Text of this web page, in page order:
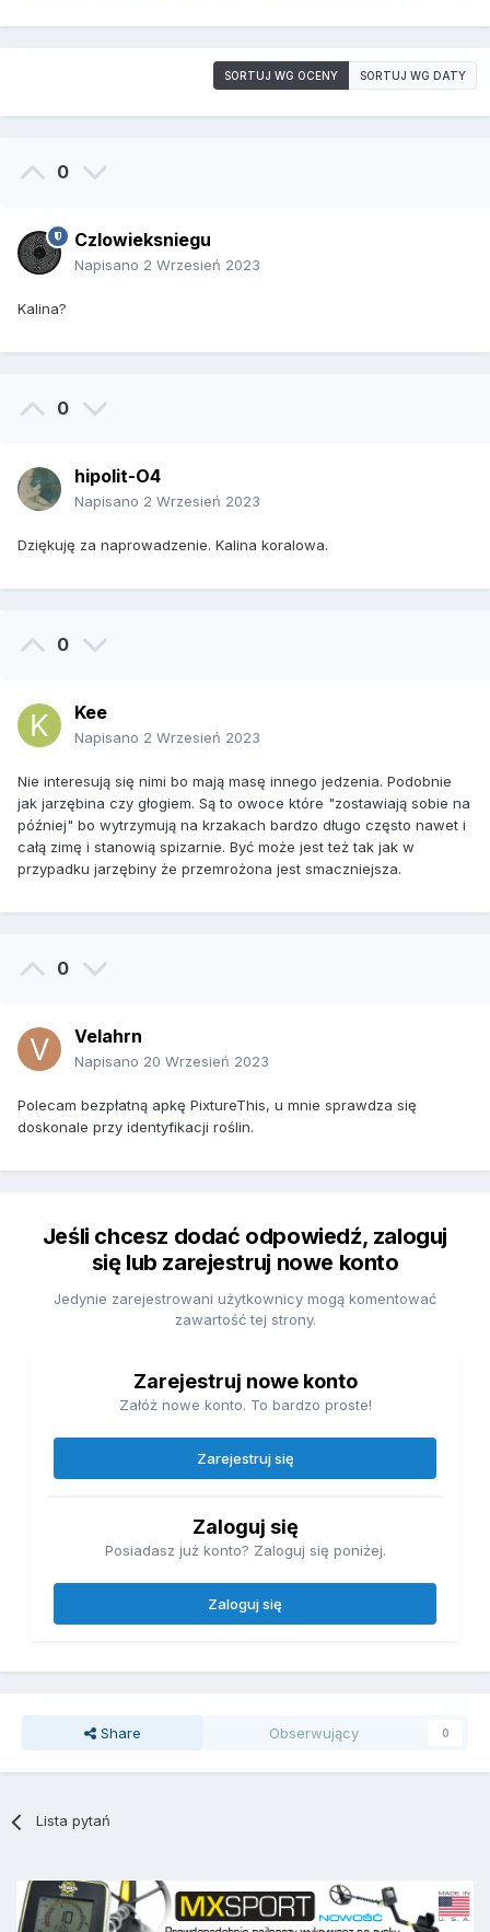
SORTUJ WG OCENY SORTUJ WG DATY
0
Czlowieksniegu
Napisano 2 Wrzesień 2023
Kalina?
0
hipolit-O4
Napisano 2 Wrzesień 2023
Dziękuję za naprowadzenie. Kalina koralowa.
0
Kee
Napisano 2 Wrzesień 2023
Nie interesują się nimi bo mają masę innego jedzenia. Podobnie
jak jarzębina czy głogiem. Są to owoce które "zostawiają sobie na
później" bo wytrzymują na krzakach bardzo długo często nawet i
całą zimę i stanowią spizarnie. Być może jest też tak jak w
przypadku jarzębiny że przemrożona jest smaczniejsza.
0
Velahrn
Napisano 20 Wrzesień 2023
Polecam bezpłatną apkę PixtureThis, u mnie sprawdza się
doskonale przy identyfikacji roślin.
Jeśli chcesz dodać odpowiedź, zaloguj
się lub zarejestruj nowe konto
Jedynie zarejestrowani użytkownicy mogą komentować
zawartość tej strony.
Zarejestruj nowe konto
Załóż nowe konto. To bardzo proste!
Zarejestruj się
Zaloguj się
Posiadasz już konto? Zaloguj się poniżej.
Zaloguj się
Share Obserwujący 0
Lista pytań